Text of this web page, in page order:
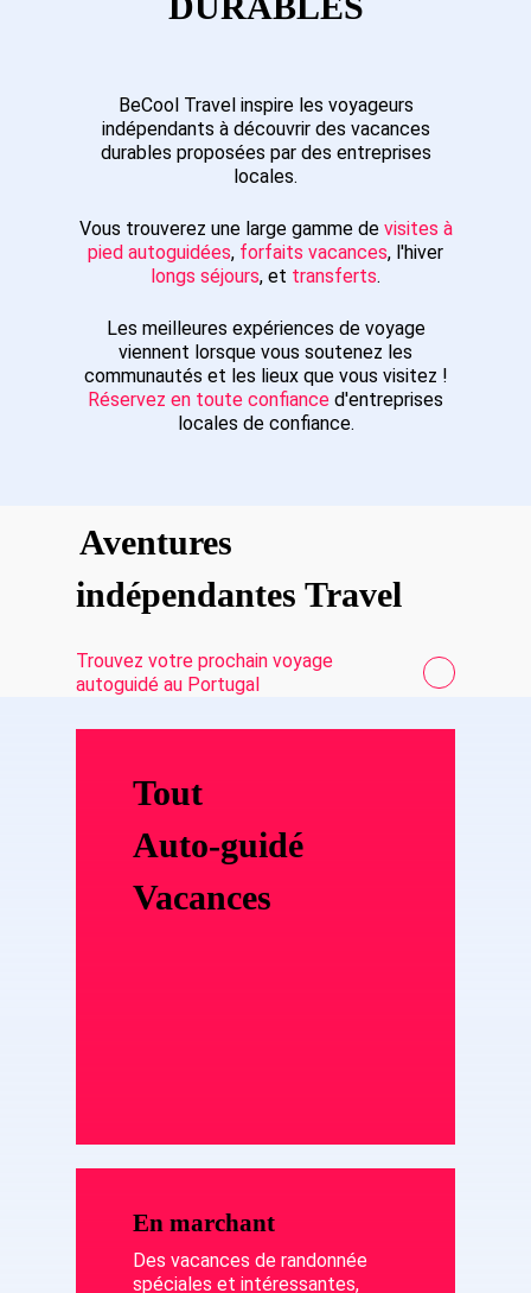
BeCool Travel inspire les voyageurs
indépendants à découvrir des vacances
durables proposées par des entreprises
locales.
Vous trouverez une large gamme de visites à
pied autoguidées, forfaits vacances, l'hiver
longs séjours, et transferts.
Les meilleures expériences de voyage
viennent lorsque vous soutenez les
communautés et les lieux que vous visitez !
Réservez en toute confiance d'entreprises
locales de confiance.
Aventures
indépendantes Travel
Trouvez votre prochain voyage
autoguidé au Portugal
Tout
Auto-guidé
Vacances
En marchant
Des vacances de randonnée
spéciales et intéressantes,